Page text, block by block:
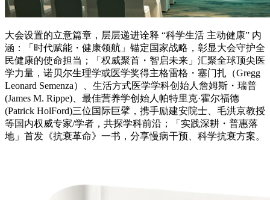
大会设置的立意篇章，层层递进诠释 “科学生活 主动健康” 内
涵：「时代赋能・健康领航」锚定国家战略，彰显大会守护全
民健康的使命担当；「权威聚首・智启未来」汇聚全球顶尖医
学力量，诺贝尔生理学或医学奖得主格雷格・塞门扎（Gregg
Leonard Semenza）、生活方式医学学科创始人詹姆斯・瑞普
(James M. Rippe)、最佳营养学创始人帕特里克·霍尔福德
(Patrick HolFord)三位国际巨擘，携手励建安院士、毛洪京教授
等国内权威专家/学者，共探学科前沿；「实践深耕・普惠落
地」首发《抗衰革命》一书，分享慢病干预、科学抗衰方案。